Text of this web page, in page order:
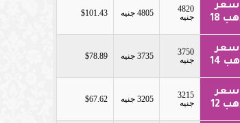
سعر
18
4820
جنيه
4805 جنيه $101.43
سعر
14
3750
جنيه
3735 جنيه $78.89
سعر
12
3215
جنيه
3205 جنيه $67.62